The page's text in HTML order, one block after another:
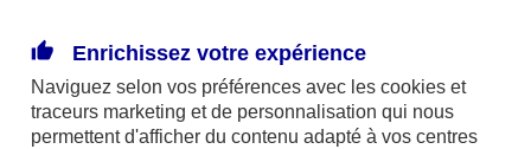
246 et n°13 005 764 (consultable
surwww.orias.fr)
Enrichissez votre expérience
Naviguez selon vos préférences avec les cookies et
traceurs marketing et de personnalisation qui nous
permettent d'afficher du contenu adapté à vos centres